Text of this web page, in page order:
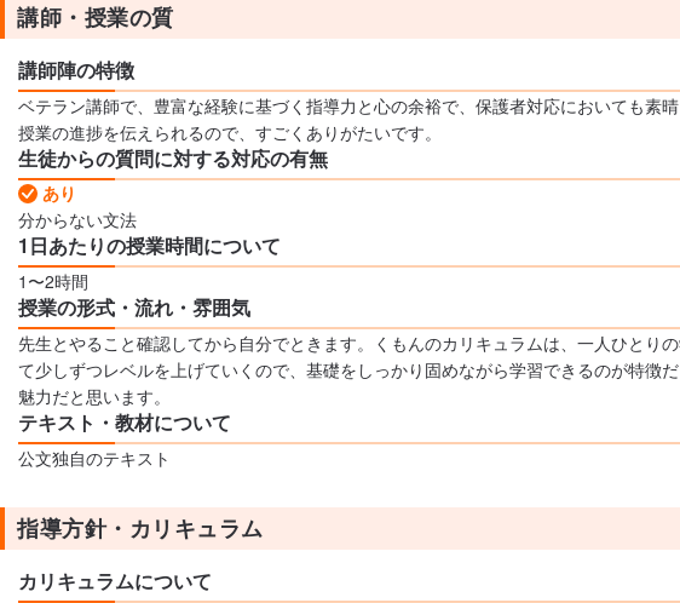
講師・授業の質
講師陣の特徴
ベテラン講師で、豊富な経験に基づく指導力と心の余裕で、保護者対応においても
授業の進捗を伝えられるので、すごくありがたいです。
生徒からの質問に対する対応の有無
あり
分からない文法
1日あたりの授業時間について
1〜2時間
授業の形式・流れ・雰囲気
先生とやること確認してから自分でときます。くもんのカリキュラムは、一人ひと
て少しずつレベルを上げていくので、基礎をしっかり固めながら学習できるのが特
魅力だと思います。
テキスト・教材について
公文独自のテキスト
指導方針・カリキュラム
カリキュラムについて